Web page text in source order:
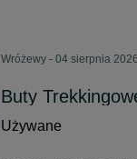
Wróżewy - 04 sierpnia 2026
Buty
Używane